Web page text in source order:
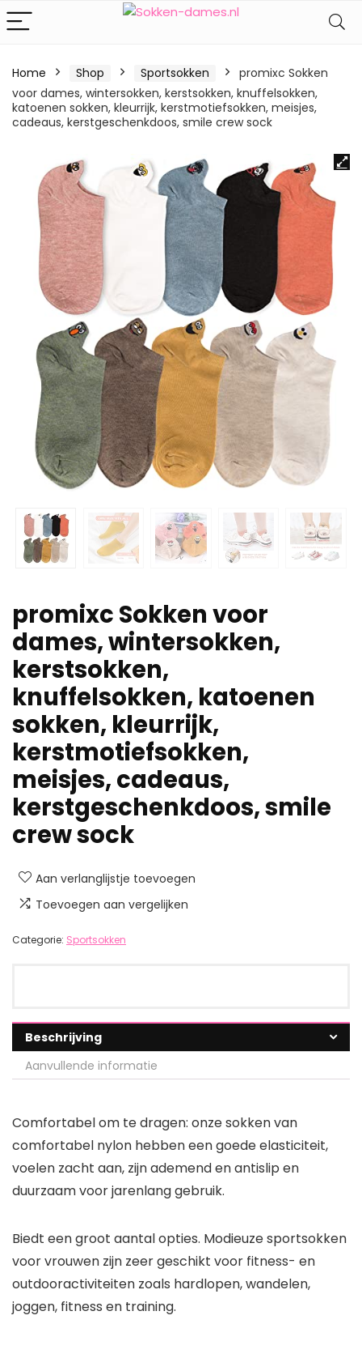
Home Shop Sportsokken
promixc Sokken
voor dames, wintersokken, kerstsokken, knuffelsokken,
katoenen sokken, kleurrijk, kerstmotiefsokken, meisjes,
cadeaus, kerstgeschenkdoos, smile crew sock
promixc Sokken voor
dames, wintersokken,
kerstsokken,
knuffelsokken, katoenen
sokken, kleurrijk,
kerstmotiefsokken,
meisjes, cadeaus,
kerstgeschenkdoos, smile
crew sock
Aan verlanglijstje toevoegen
Toevoegen aan vergelijken
Categorie: Sportsokken
Beschrijving
Aanvullende informatie
Comfortabel om te dragen: onze sokken van
comfortabel nylon hebben een goede elasticiteit,
voelen zacht aan, zijn ademend en antislip en
duurzaam voor jarenlang gebruik.
Biedt een groot aantal opties. Modieuze sportsokken
voor vrouwen zijn zeer geschikt voor fitness- en
outdooractiviteiten zoals hardlopen, wandelen,
joggen, fitness en training.